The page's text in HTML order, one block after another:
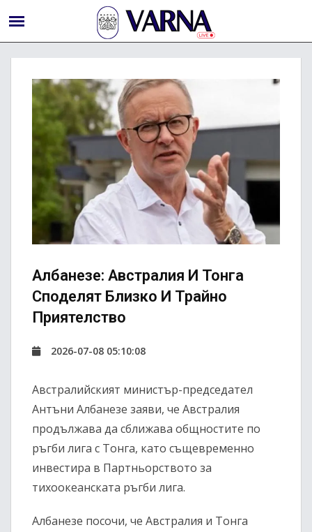
Албанезе: Австралия И Тонга
Споделят Близко И Трайно
Приятелство
2026-07-08 05:10:08
Австралийският министър-председател
Антъни Албанезе заяви, че Австралия
продължава да сближава общностите по
ръгби лига с Тонга, като същевременно
инвестира в Партньорството за
тихоокеанската ръгби лига.
Албанезе посочи, че Австралия и Тонга